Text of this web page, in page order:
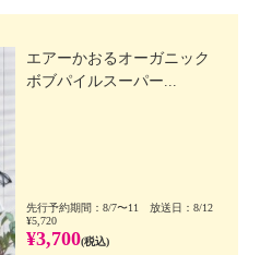
エアーかおるオーガニック
ボブパイルスーパー...
先行予約期間：8/7〜11 放送日：8/12
¥5,720
¥3,700(税込)